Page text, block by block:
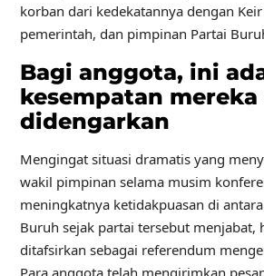
korban dari kedekatannya dengan Keir
pemerintah, dan pimpinan Partai
Bagi anggota, ini
kesempatan
didengarkan
Mengingat situasi dramatis yang
wakil pimpinan selama musim
meningkatnya ketidakpuasan di
Buruh sejak partai tersebut menjabat,
ditafsirkan sebagai referendum
Para anggota telah mengirimkan